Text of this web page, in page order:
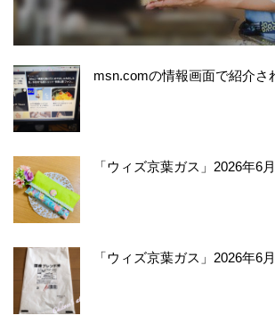
msn.comの情報画面で紹介さ
「ウィズ京葉ガス」2026年6
「ウィズ京葉ガス」2026年6